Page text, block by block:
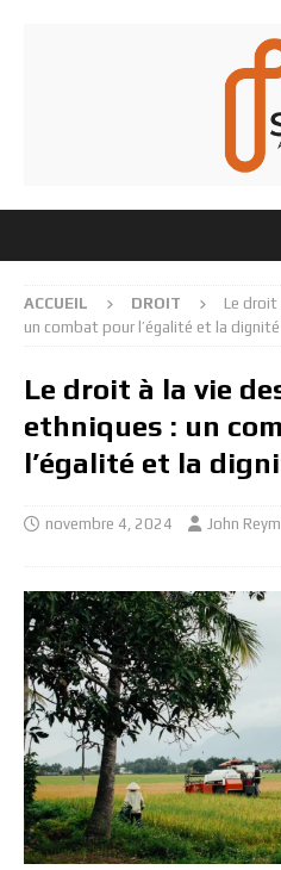
ACCUEIL DROIT
Le droit
un combat pour l’égalité et la dignité
Le droit à la vie
ethniques : un
l’égalité et la
novembre 4, 2024 John